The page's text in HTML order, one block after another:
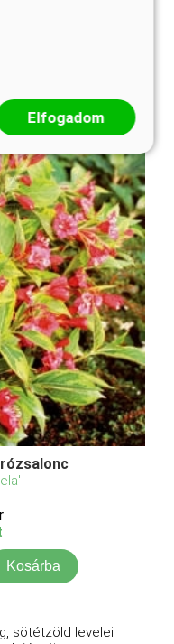
fényről kapta,
Kosárba
sötétzöld levelei
Elfogadom